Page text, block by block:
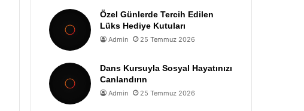
Özel Günlerde Tercih Edilen
Lüks Hediye Kutuları
Admin 25 Temmuz 2026
Dans Kursuyla Sosyal Hayatınızı
Canlandırın
Admin 25 Temmuz 2026